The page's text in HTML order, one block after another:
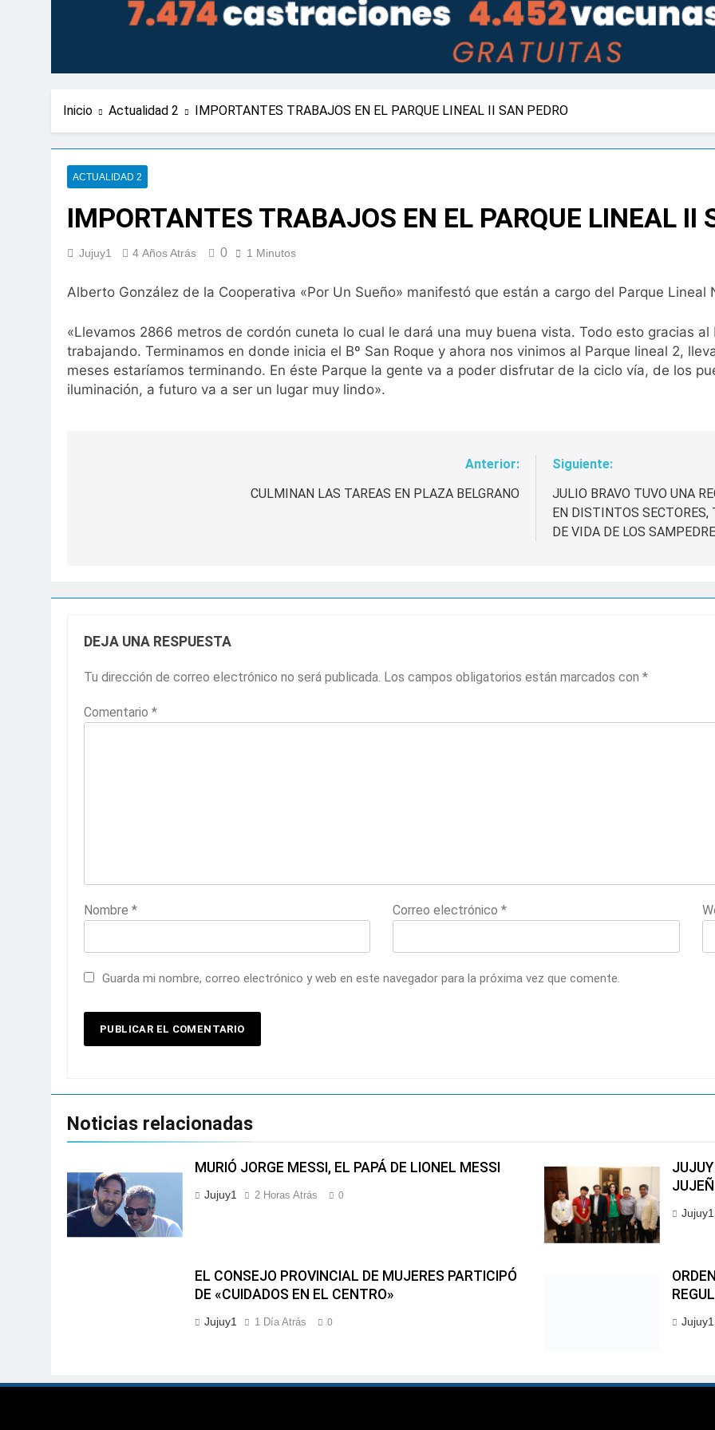
Inicio Actualidad 2 IMPORTANTES TRABAJOS EN EL PARQUE LINEAL II SAN PEDRO
ACTUALIDAD 2
IMPORTANTES TRABAJOS EN EL PARQUE LINEAL II
Jujuy1 4 Años Atrás 0 1 Minutos
Alberto González de la Cooperativa «Por Un Sueño» manifestó que están a cargo del Parque Lineal
«Llevamos 2866 metros de cordón cuneta lo cual le dará una muy buena vista. Todo esto gracias
trabajando. Terminamos en donde inicia el Bº San Roque y ahora nos vinimos al Parque lineal 2,
meses estaríamos terminando. En éste Parque la gente va a poder disfrutar de la ciclo vía, de los
iluminación, a futuro va a ser un lugar muy lindo».
Anterior:
CULMINAN LAS TAREAS EN PLAZA BELGRANO
Siguiente:
JULIO BRAVO TUVO UNA
EN DISTINTOS
DE VIDA DE LOS
DEJA UNA RESPUESTA
Tu dirección de correo electrónico no será publicada. Los campos obligatorios están marcados con *
Comentario *
Nombre * Correo electrónico*
Guarda mi nombre, correo electrónico y web en este navegador para la próxima vez que comente.
Noticias relacionadas
MURIÓ JORGE MESSI, EL PAPÁ DE LIONEL MESSI
Jujuy1 2 Horas Atrás 0
Jujuy1
EL CONSEJO PROVINCIAL DE MUJERES PARTICIPÓ
DE «CUIDADOS EN EL CENTRO»
Jujuy1 1 Día Atrás 0 Jujuy1